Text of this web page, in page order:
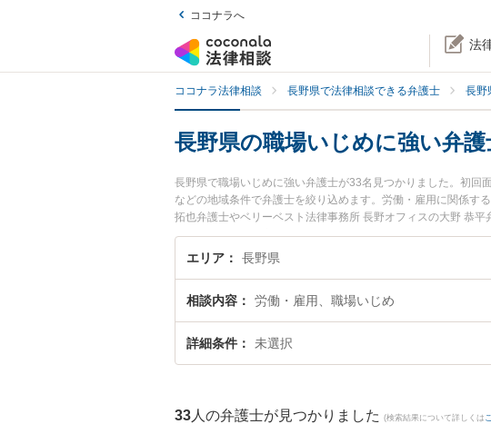
ココナラへ
法
ココナラ法律相談 長野県で法律相談できる弁護士 長野
長野県の職場いじめに強い弁護
長野県で職場いじめに強い弁護士が33名見つかりました。初回
などの地域条件で弁護士を絞り込めます。労働・雇用に関係す
拓也弁護士やベリーベスト法律事務所 長野オフィスの大野 恭
『長野県で土日や夜間に発生した職場いじめのトラブルを今す
職場いじめを法律相談できる長野県内の弁護士に相談予約した
エリア 長野県
相談内容 労働・雇用、職場いじめ
詳細条件 未選択
33 人の弁護士が見つかりました (検索結果について詳しくは